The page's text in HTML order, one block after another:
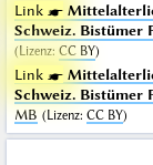
Link ☛
Schweiz. Bistümer
(Lizenz: CC BY)
Link ☛
Schweiz. Bistümer
MB (Lizenz: CC BY)